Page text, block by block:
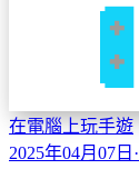
在電腦上玩手遊
2025年04月07日 ·